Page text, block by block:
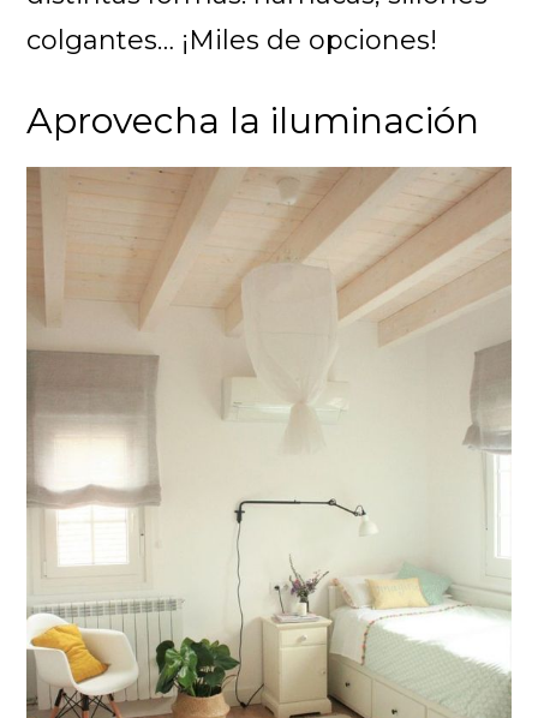
colgantes… ¡Miles de opciones!
Aprovecha la iluminación